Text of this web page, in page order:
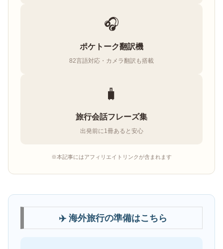
🎧
ポケトーク翻訳機
82言語対応・カメラ翻訳も搭載
🧳
旅行会話フレーズ集
出発前に1冊あると安心
※本記事にはアフィリエイトリンクが含まれます
✈️ 海外旅行の準備はこちら